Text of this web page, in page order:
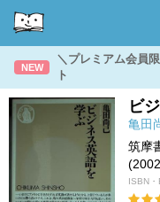
NEW
＼プレミアム会員
ト
ビ
亀田
筑摩
ISBN・